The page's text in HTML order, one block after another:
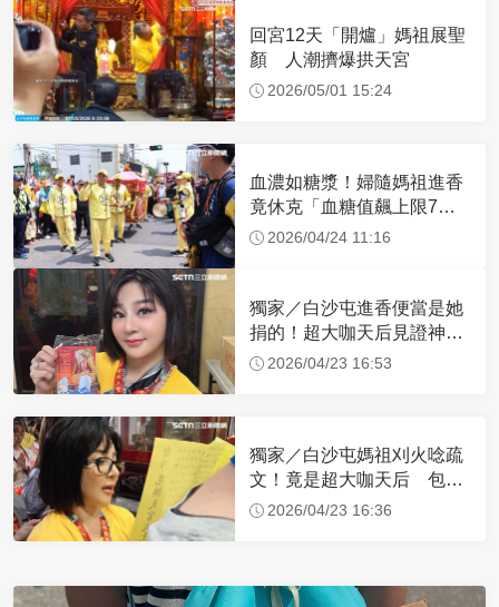
回宮12天「開爐」媽祖展聖
顏 人潮擠爆拱天宮
2026/05/01 15:24
血濃如糖漿！婦隨媽祖進香
竟休克「血糖值飆上限7
倍」 醫曝原因
2026/04/24 11:16
獨家／白沙屯進香便當是她
捐的！超大咖天后見證神
蹟 一靠近媽祖就爆哭
2026/04/23 16:53
獨家／白沙屯媽祖刈火唸疏
文！竟是超大咖天后 包尿
布忍尿5小時不喊累
2026/04/23 16:36